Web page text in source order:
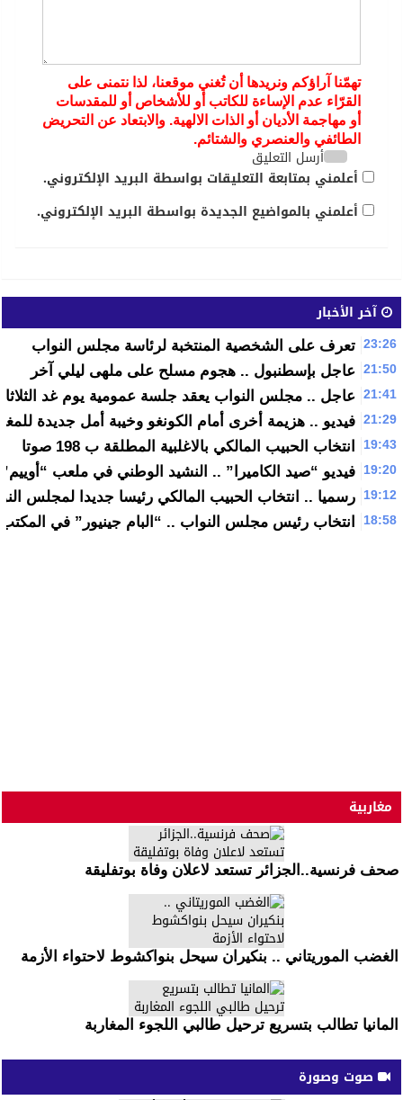
تهمّنا آراؤكم ونريدها أن تُغني موقعنا، لذا نتمنى على
القرّاء عدم الإساءة للكاتب أو للأشخاص أو للمقدسات
أو مهاجمة الأديان أو الذات الالهية. والابتعاد عن التحريض
الطائفي والعنصري والشتائم.
أرسل التعليق
أعلمني بمتابعة التعليقات بواسطة البريد الإلكتروني.
أعلمني بالمواضيع الجديدة بواسطة البريد الإلكتروني.
آخر الأخبار
23:26 تعرف على الشخصية المنتخبة لرئاسة مجلس النواب
21:50 عاجل بإسطنبول .. هجوم مسلح على ملهى ليلي آخر
21:41 عاجل .. مجلس النواب يعقد جلسة عمومية يوم غد الثلاثاء
21:29 فيديو .. هزيمة أخرى أمام الكونغو وخيبة أمل جديدة
19:43 انتخاب الحبيب المالكي بالاغلبية المطلقة ب 198 صوتا
19:20 فيديو “صيد الكاميرا” .. النشيد الوطني في ملعب “أوييم”
19:12 رسميا .. انتخاب الحبيب المالكي رئيسا جديدا لمجلس
18:58 انتخاب رئيس مجلس النواب .. “البام جينيور” في
مغاربية
صحف فرنسية..الجزائر تستعد لاعلان وفاة بوتفليقة
الغضب الموريتاني .. بنكيران سيحل بنواكشوط لاحتواء الأزمة
المانيا تطالب بتسريع ترحيل طالبي اللجوء المغاربة
صوت وصورة